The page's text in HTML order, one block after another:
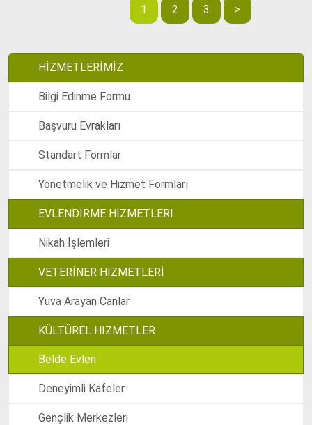
1 2 3 >
HİZMETLERİMİZ
Bilgi Edinme Formu
Başvuru Evrakları
Standart Formlar
Yönetmelik ve Hizmet Formları
EVLENDİRME HİZMETLERİ
Nikah İşlemleri
VETERİNER HİZMETLERİ
Yuva Arayan Canlar
KÜLTÜREL HİZMETLER
Belde Evleri
Deneyimli Kafeler
Gençlik Merkezleri